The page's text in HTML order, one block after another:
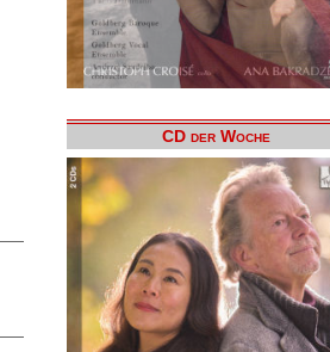
CD der Woche